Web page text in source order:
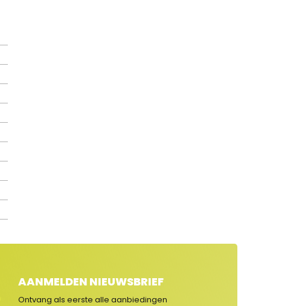
AANMELDEN NIEUWSBRIEF
Ontvang als eerste alle aanbiedingen